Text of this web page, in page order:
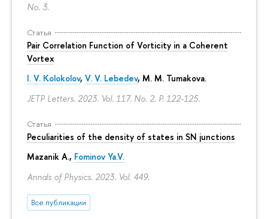
No. 3.
Статья
Pair Correlation Function of Vorticity in a Coherent
Vortex
I. V. Kolokolov, V. V. Lebedev, M. M. Tumakova.
JETP Letters. 2023. Vol. 117. No. 2. P. 122-125.
Статья
Peculiarities of the density of states in SN junctions
Mazanik A., Fominov Ya.V.
Annals of Physics. 2023. Vol. 449.
Все публикации